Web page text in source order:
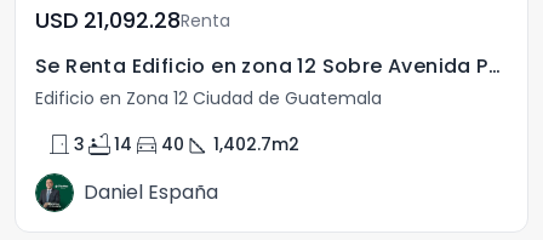
USD	21,092.28Renta
Se Renta Edificio en zona 12 Sobre Avenida Petapa
Edificio en Zona 12 Ciudad de Guatemala
door_front 3 bathtub14 directions_car 40 square_foot 1,402.7m2
Daniel España